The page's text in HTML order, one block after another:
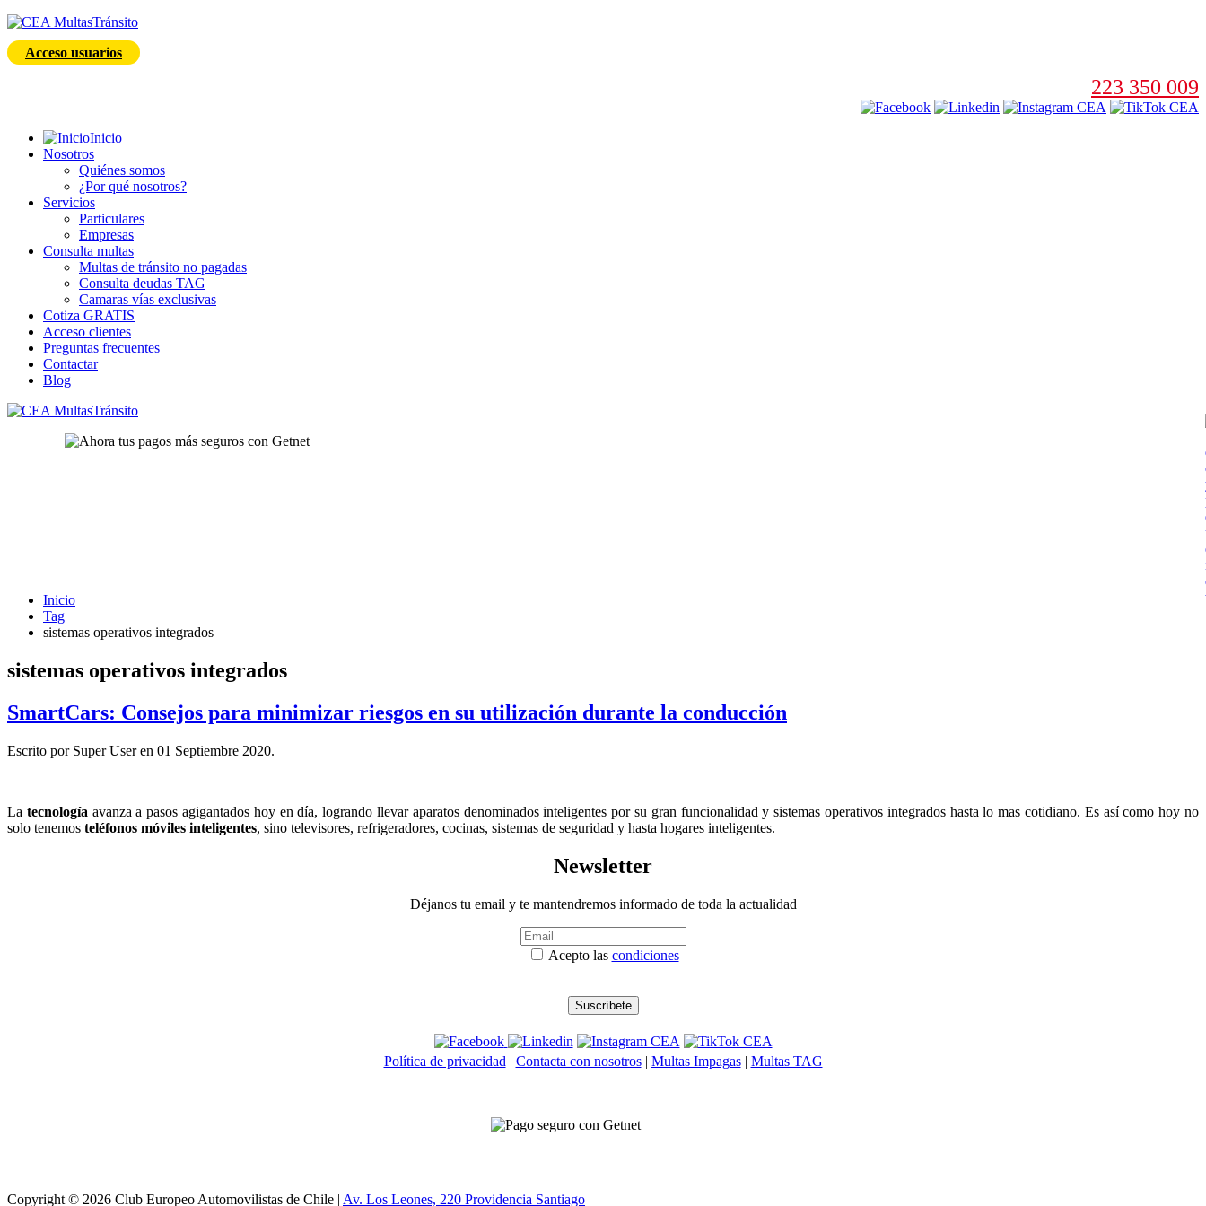
Acceso usuarios
223 350 009
Inicio
Nosotros
Quiénes somos
¿Por qué nosotros?
Servicios
Particulares
Empresas
Consulta multas
Multas de tránsito no pagadas
Consulta deudas TAG
Camaras vías exclusivas
Cotiza GRATIS
Acceso clientes
Preguntas frecuentes
Contactar
Blog
Inicio
Tag
sistemas operativos integrados
sistemas operativos integrados
SmartCars: Consejos para minimizar riesgos en su utilización durante la conducción
Escrito por Super User en 01 Septiembre 2020.
La tecnología avanza a pasos agigantados hoy en día, logrando llevar aparatos denominados inteligentes por su gran funcionalidad y sistemas operativos integrados hasta lo mas cotidiano. Es así como hoy no
solo tenemos teléfonos móviles inteligentes, sino televisores, refrigeradores, cocinas, sistemas de seguridad y hasta hogares inteligentes.
Newsletter
Déjanos tu email y te mantendremos informado de toda la actualidad
Acepto las condiciones
Política de privacidad | Contacta con nosotros| Multas Impagas| Multas TAG
Copyright © 2026 Club Europeo Automovilistas de Chile | Av. Los Leones, 220 Providencia Santiago